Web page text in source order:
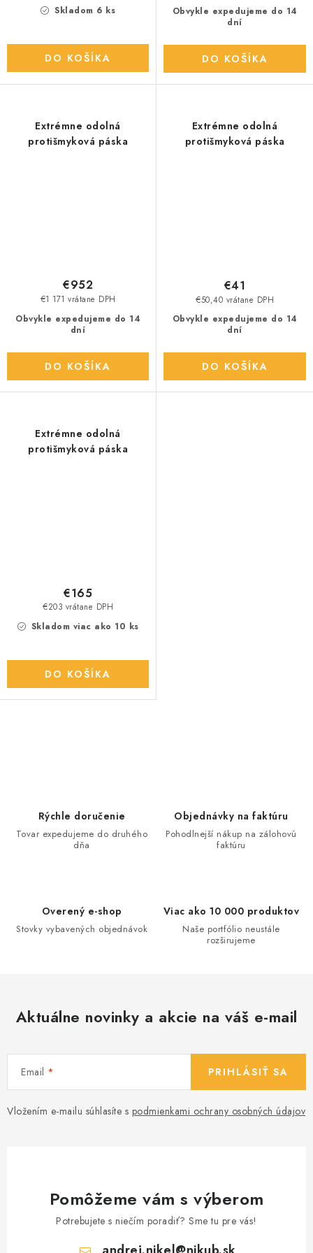
Skladom 6 ks
DO KOŠÍKA
Obvykle expedujeme do 14
dní
DO KOŠÍKA
Extrémne odolná
protišmyková páska
Obvykle expedujeme do 14
dní
€1 171 vrátane DPH
€952
DO KOŠÍKA
Extrémne odolná
protišmyková páska
Obvykle expedujeme do 14
dní
€50,40 vrátane DPH
€41
DO KOŠÍKA
Extrémne odolná
protišmyková páska
Skladom viac ako 10 ks
€203 vrátane DPH
€165
DO KOŠÍKA
i
u
Rýchle doručenie
Tovar expedujeme do druhého
dňa
Objednávky na faktúru
Pohodlnejší nákup na zálohovú
faktúru
Overený e-shop
Stovky vybavených objednávok
Viac ako 10 000 produktov
Naše portfólio neustále
rozširujeme
Aktuálne novinky a akcie na váš e-mail
Email
Vložením e-mailu súhlasíte s podmienkami ochrany osobných údajov
PRIHLÁSIŤ SA
Pomôžeme vám s výberom
Potrebujete s niečím poradiť? Sme tu pre vás!